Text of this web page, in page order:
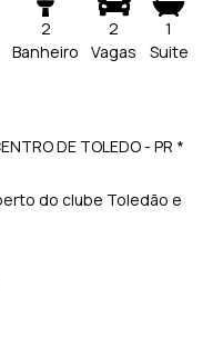
2
Banheiro
2
Vagas
1
Suite
DE TOLEDO - PR *
do clube Toledão e